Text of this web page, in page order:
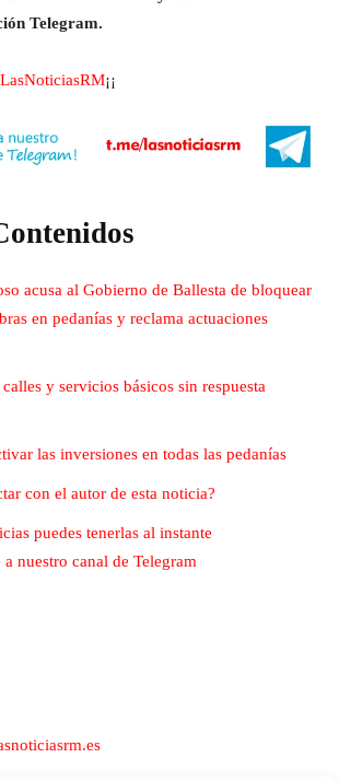
Telegram.
LasNoticiasRM¡¡
acusa al Gobierno de Ballesta de bloquear
en pedanías y reclama actuaciones
y servicios básicos sin respuesta
las inversiones en todas las pedanías
con el autor de esta noticia?
puedes tenerlas al instante
nuestro canal de Telegram